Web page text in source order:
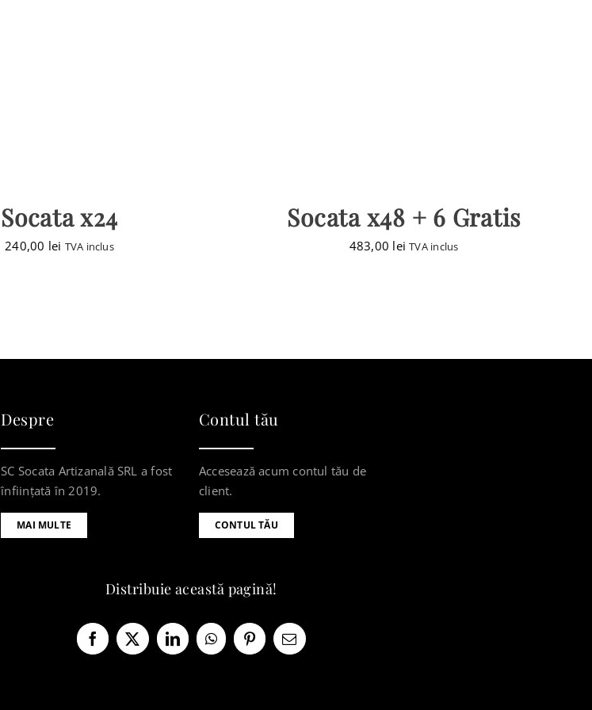
Socata x24
240,00 lei TVA inclus
Socata x48 + 6 Gratis
483,00 lei TVA inclus
Despre
SC Socata Artizanală SRL a fost
înființată în 2019.
MAI MULTE
Contul tău
Accesează acum contul tău de
client.
CONTUL TĂU
Distribuie această pagină!